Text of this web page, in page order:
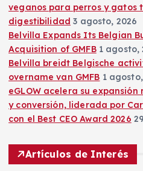
veganos para perros y gatos
digestibilidad 3 agosto, 2026
Belvilla Expands Its Belgian
Acquisition of GMFB 1 agosto,
Belvilla breidt Belgische
overname van GMFB 1
eGLOW acelera su
y conversión, liderada por
con el Best CEO Award 2026
Artículos de Interés